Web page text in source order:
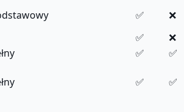
✅
❌
✅
❌
✅
✅
✅ ✅